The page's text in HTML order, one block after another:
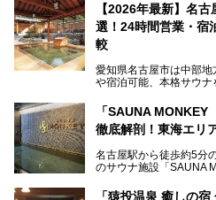
この地で30年にわたり
地元住民をはじめオー
ないでしょうか。
老朽化した設備の補修を
ってきたというだけあ
以前の4倍に拡張したと
容の巨大なスタジアム
までまるごと楽しめる
今回は、全面リニューア
【2026年最新】名
選！24時間営業・宿
較
愛知県名古屋市は中部
や宿泊可能、本格サウナ
そのため、「日々の仕
い」「休日に時間を忘
くある点が魅力です！
お好みの温泉施設を見
「SAUNA
徹底解剖！東海エリ
名古屋駅から徒歩約5分
のサウナ施設「SAUNA
「名古屋駅周辺ってサ
「猿投温泉 癒しの